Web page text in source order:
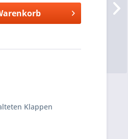
Klappen